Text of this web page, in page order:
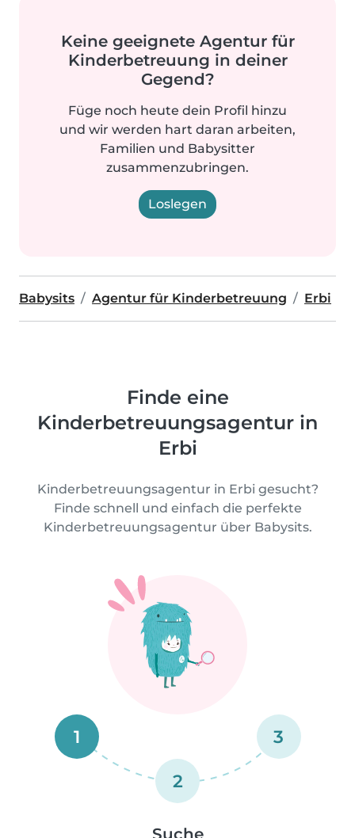
Keine geeignete Agentur für
Kinderbetreuung in deiner
Gegend?
Füge noch heute dein Profil hinzu
und wir werden hart daran arbeiten,
Familien und Babysitter
zusammenzubringen.
Loslegen
Babysits Agentur für Kinderbetreuung Erbi
Finde eine
Kinderbetreuungsagentur in
Erbi
Kinderbetreuungsagentur in Erbi gesucht?
Finde schnell und einfach die perfekte
Kinderbetreuungsagentur über Babysits.
1
2
3
Suche